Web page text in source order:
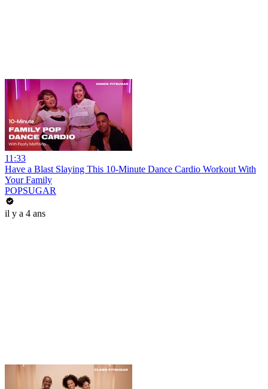
11:33
Have a Blast Slaying This 10-Minute Dance Cardio Workout With
Your Family
POPSUGAR
il y a 4 ans